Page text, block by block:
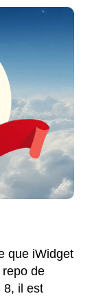
que iWidget
de
8, il est